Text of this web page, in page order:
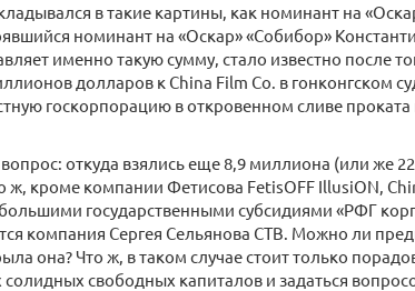
в такие картины, как номинант на
номинант на «Оскар» «Собибор»
именно такую сумму, стало известно после
долларов к China Film Co. в гонконгском
госкорпорацию в откровенном сливе
откуда взялись еще 8,9 миллиона (или же
ж, кроме компании Фетисова FetisOFF IllusiON,
государственными субсидиями «РФГ
компания Сергея Сельянова СТВ. Можно ли
она? Что ж, в таком случае стоит только
солидных свободных капиталов и задаться